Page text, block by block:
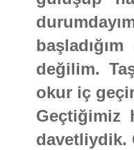
değilim.
okur iç
Geçtiğimiz
davetliydik.